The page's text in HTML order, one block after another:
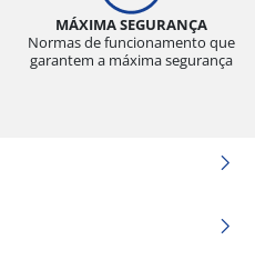
MÁXIMA SEGURANÇA
Normas de funcionamento que
garantem a máxima segurança